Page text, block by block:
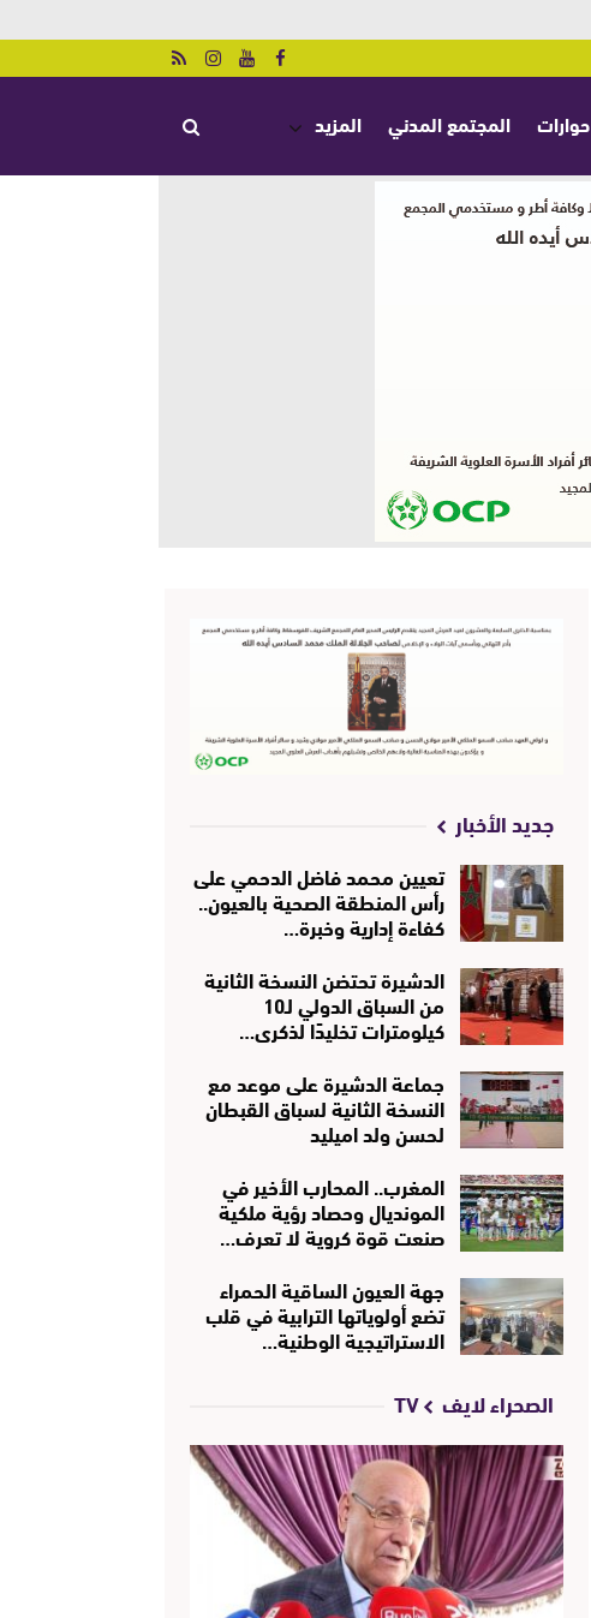
حوارات المجتمع المدني المزيد
جديد الأخبار
تعيين محمد فاضل الدحمي على
رأس المنطقة الصحية بالعيون..
كفاءة إدارية وخبرة…
الدشيرة تحتضن النسخة الثانية
من السباق الدولي لـ10
كيلومترات تخليدًا لذكرى…
جماعة الدشيرة على موعد مع
النسخة الثانية لسباق القبطان
لحسن ولد اميليد
المغرب.. المحارب الأخير في
المونديال وحصاد رؤية ملكية
صنعت قوة كروية لا تعرف…
جهة العيون الساقية الحمراء
تضع أولوياتها الترابية في قلب
الاستراتيجية الوطنية…
الصحراء لايف TV